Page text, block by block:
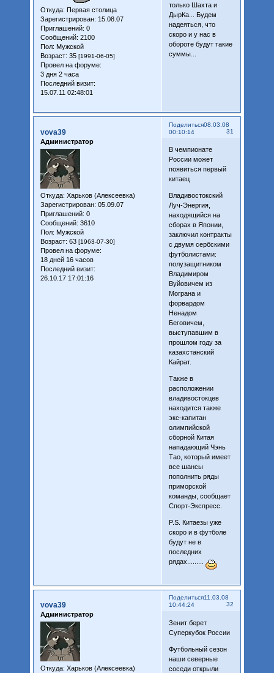
Откуда: Первая столица
Зарегистрирован: 15.08.07
Приглашений: 0
Сообщений: 2100
Пол: Мужской
Возраст: 35 [1991-06-05]
Провел на форуме:
3 дня 2 часа
Последний визит:
15.07.11 02:48:01
только Шахта и
ДырКа... Будем
надеяться, что
скоро и у нас в
обороте будут такие
суммы...
Поделиться
31
08.03.08
00:10:14
vova39
Администратор
Откуда: Харьков (Алексеевка)
Зарегистрирован: 05.09.07
Приглашений: 0
Сообщений: 3610
Пол: Мужской
Возраст: 63 [1963-07-30]
Провел на форуме:
18 дней 16 часов
Последний визит:
26.10.17 17:01:16
В чемпионате
России может
появиться первый
китаец
Владивостокский
Луч-Энергия,
находящийся на
сборах в Японии,
заключил контракты
с двумя сербскими
футболистами:
полузащитником
Владимиром
Вуйовичем из
Мограна и
форвардом
Ненадом
Беговичем,
выступавшим в
прошлом году за
казахстанский
Кайрат.
Также в
расположении
владивостокцев
находится также
экс-капитан
олимпийской
сборной Китая
нападающий Чэнь
Тао, который имеет
все шансы
пополнить ряды
приморской
команды, сообщает
Спорт-Экспресс.
P.S. Китаезы уже
скоро и в футболе
будут не в
последних
рядах.........
Поделиться
32
11.03.08
10:44:24
vova39
Администратор
Откуда: Харьков (Алексеевка)
Зенит берет
Суперкубок России
Футбольный сезон
наши северные
соседи открыли